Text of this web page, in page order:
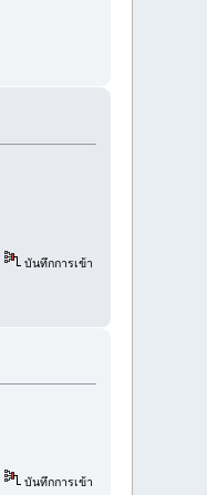
บันทึกการเข้า
บันทึกการเข้า